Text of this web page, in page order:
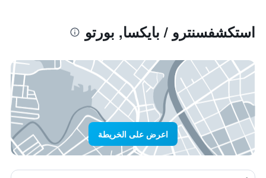
استكشفسنترو / بايكسا, بورتو
اعرض على الخريطة